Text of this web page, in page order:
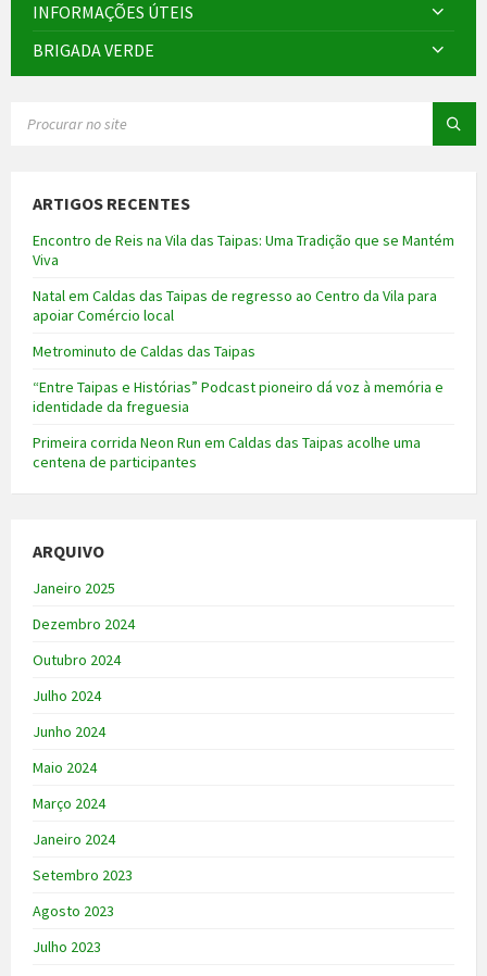
INFORMAÇÕES ÚTEIS
BRIGADA VERDE
ARTIGOS RECENTES
Encontro de Reis na Vila das Taipas: Uma Tradição que se Mantém
Viva
Natal em Caldas das Taipas de regresso ao Centro da Vila para
apoiar Comércio local
Metrominuto de Caldas das Taipas
“Entre Taipas e Histórias” Podcast pioneiro dá voz à memória e
identidade da freguesia
Primeira corrida Neon Run em Caldas das Taipas acolhe uma
centena de participantes
ARQUIVO
Janeiro 2025
Dezembro 2024
Outubro 2024
Julho 2024
Junho 2024
Maio 2024
Março 2024
Janeiro 2024
Setembro 2023
Agosto 2023
Julho 2023